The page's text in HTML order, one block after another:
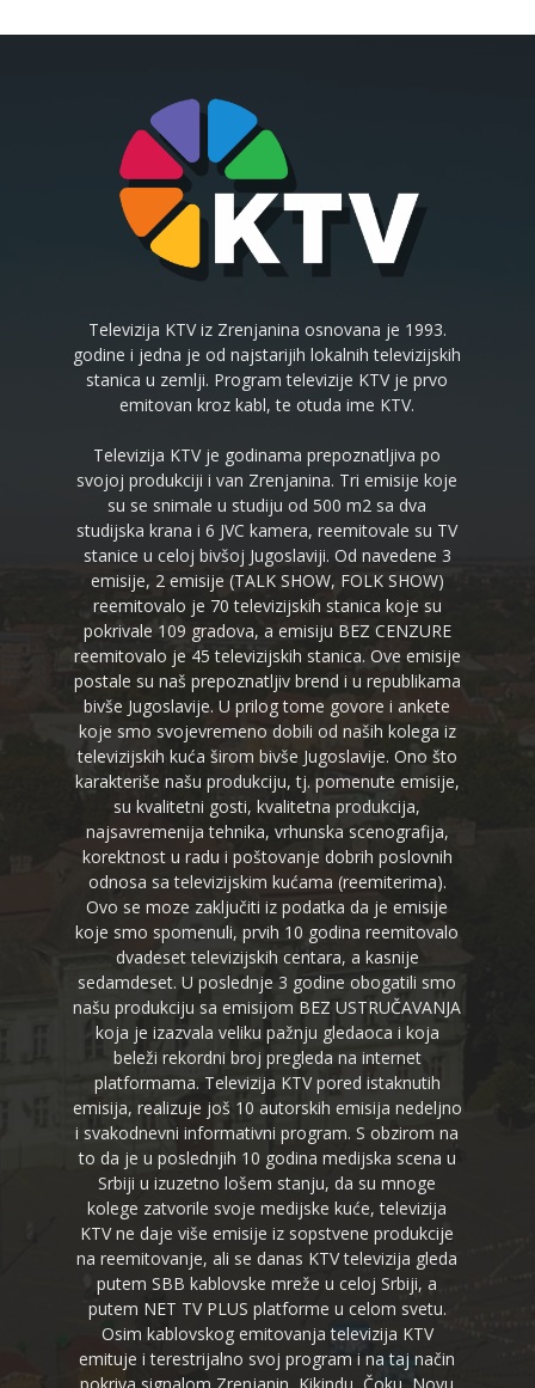
Televizija KTV iz Zrenjanina osnovana je 1993.
godine i jedna je od najstarijih lokalnih televizijskih
stanica u zemlji. Program televizije KTV je prvo
emitovan kroz kabl, te otuda ime KTV.
Televizija KTV je godinama prepoznatljiva po
svojoj produkciji i van Zrenjanina. Tri emisije koje
su se snimale u studiju od 500 m2 sa dva
studijska krana i 6 JVC kamera, reemitovale su TV
stanice u celoj bivšoj Jugoslaviji. Od navedene 3
emisije, 2 emisije (TALK SHOW, FOLK SHOW)
reemitovalo je 70 televizijskih stanica koje su
pokrivale 109 gradova, a emisiju BEZ CENZURE
reemitovalo je 45 televizijskih stanica. Ove emisije
postale su naš prepoznatljiv brend i u republikama
bivše Jugoslavije. U prilog tome govore i ankete
koje smo svojevremeno dobili od naših kolega iz
televizijskih kuća širom bivše Jugoslavije. Ono što
karakteriše našu produkciju, tj. pomenute emisije,
su kvalitetni gosti, kvalitetna produkcija,
najsavremenija tehnika, vrhunska scenografija,
korektnost u radu i poštovanje dobrih poslovnih
odnosa sa televizijskim kućama (reemiterima).
Ovo se moze zaključiti iz podatka da je emisije
koje smo spomenuli, prvih 10 godina reemitovalo
dvadeset televizijskih centara, a kasnije
sedamdeset. U poslednje 3 godine obogatili smo
našu produkciju sa emisijom BEZ USTRUČAVANJA
koja je izazvala veliku pažnju gledaoca i koja
beleži rekordni broj pregleda na internet
platformama. Televizija KTV pored istaknutih
emisija, realizuje još 10 autorskih emisija nedeljno
i svakodnevni informativni program. S obzirom na
to da je u poslednjih 10 godina medijska scena u
Srbiji u izuzetno lošem stanju, da su mnoge
kolege zatvorile svoje medijske kuće, televizija
KTV ne daje više emisije iz sopstvene produkcije
na reemitovanje, ali se danas KTV televizija gleda
putem SBB kablovske mreže u celoj Srbiji, a
putem NET TV PLUS platforme u celom svetu.
Osim kablovskog emitovanja televizija KTV
emituje i terestrijalno svoj program i na taj način